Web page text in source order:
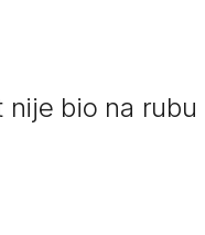
nije bio na rubu